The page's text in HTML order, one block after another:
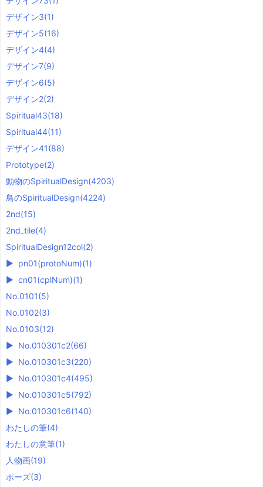
デザイン3(1)
デザイン5(16)
デザイン4(4)
デザイン7(9)
デザイン6(5)
デザイン2(2)
Spiritual43(18)
Spiritual44(11)
デザイン41(88)
Prototype(2)
動物のSpiritualDesign(4203)
鳥のSpiritualDesign(4224)
2nd(15)
2nd_tile(4)
SpiritualDesign12col(2)
► pn01(protoNum)(1)
► cn01(cplNum)(1)
No.0101(5)
No.0102(3)
No.0103(12)
► No.010301c2(66)
► No.010301c3(220)
► No.010301c4(495)
► No.010301c5(792)
► No.010301c6(140)
わたしの筆(4)
わたしの意筆(1)
人物画(19)
ポーズ(3)